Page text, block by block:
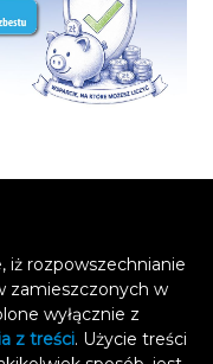
iż rozpowszechnianie
zamieszczonych w
wyłącznie z
z treści. Użycie treści